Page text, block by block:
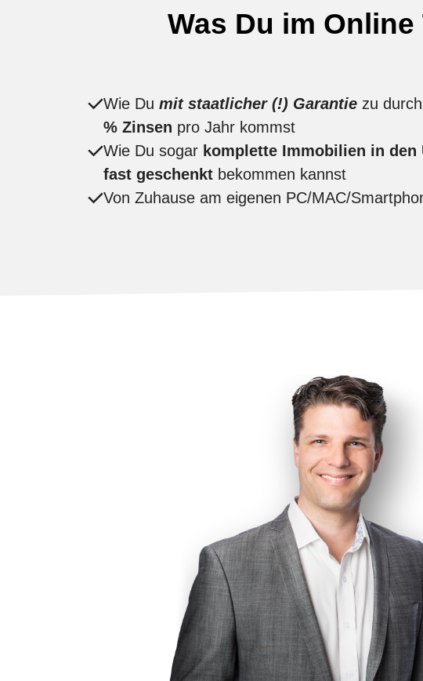
Was Du im
Wie Du mit staatlicher (!) Garantie zu
% Zinsen pro Jahr kommst
Wie Du sogar komplette Immobilien in den
fast geschenkt bekommen kannst
Von Zuhause am eigenen PC/MAC/